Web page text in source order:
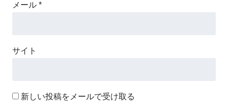
メール *
サイト
新しい投稿をメールで受け取る